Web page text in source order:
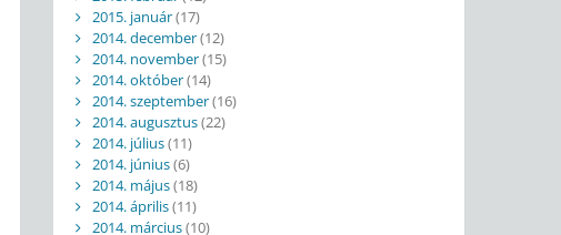
2015. január(17)
2014. december(12)
2014. november(15)
2014. október(14)
2014. szeptember(16)
2014. augusztus(22)
2014. július(11)
2014. június(6)
2014. május(18)
2014. április(11)
2014. március(10)